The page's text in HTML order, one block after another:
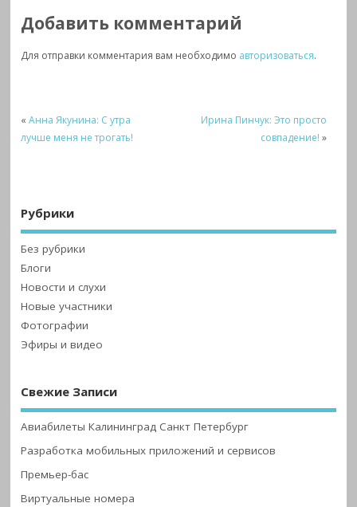
Добавить комментарий
Для отправки комментария вам необходимо авторизоваться.
«Анна Якунина: С утра
лучше меня не трогать!
Ирина Пинчук: Это просто
совпадение! »
Рубрики
Без рубрики
Блоги
Новости и слухи
Новые участники
Фотографии
Эфиры и видео
Свежие Записи
Авиабилеты Калининград Санкт Петербург
Разработка мобильных приложений и сервисов
Премьер-бас
Виртуальные номера